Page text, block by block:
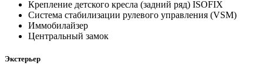
Крепление детского кресла (задний ряд) ISOFIX
Система стабилизации рулевого управления (VSM)
Иммобилайзер
Центральный замок
Экстерьер